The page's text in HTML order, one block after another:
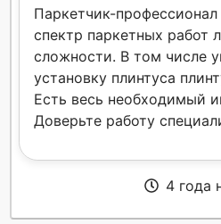
Паркетчик-профессионал
спектр паркетных работ
сложности. В том числе
установку плинтуса
Есть весь необходимый
Доверьте работу
4 года